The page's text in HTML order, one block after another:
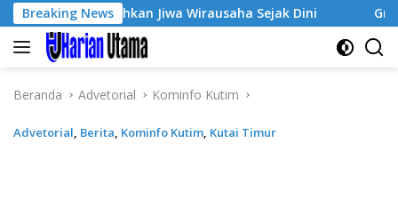
Langsung
ke
konten
Breaking NewsJiwa Wirausaha Sejak Dini GratisPol
Beranda Advetorial Kominfo Kutim
Advetorial, Berita, Kominfo Kutim, Kutai Timur